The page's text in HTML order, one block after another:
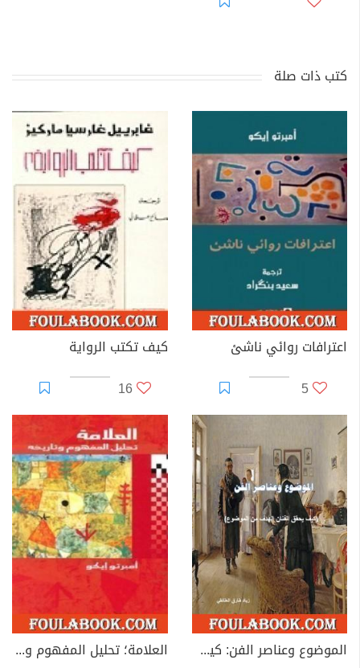
كتب ذات صلة
اعترافات روائي ناشئ
5
كيف تكتب الرواية
16
الموضوع وعناصر الفن: كيف يحقق الفنان الهدف من الموضوع؟
العلامة؛ تحليل المفهوم وتاريخه